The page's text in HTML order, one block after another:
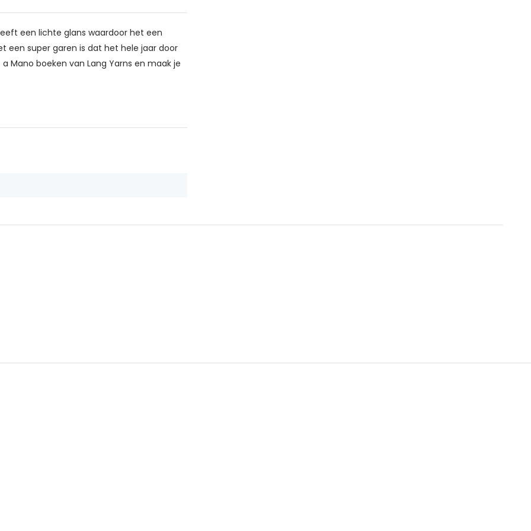
een lichte glans waardoor het een
een super garen is dat het hele jaar door
Mano boeken van Lang Yarns en maak je